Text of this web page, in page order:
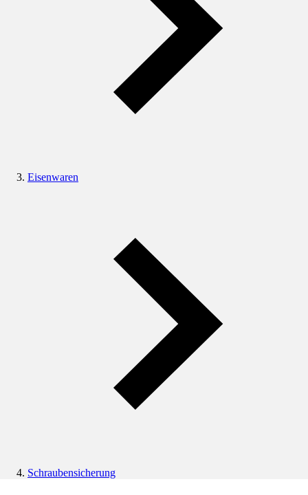
Eisenwaren
Schraubensicherung